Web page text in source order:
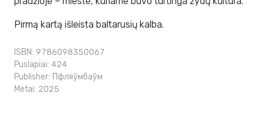
Pirmą kartą išleista baltarusių kalba.
ISBN: 9786098350067
Puslapiai: 424
Publisher: Пфляўмбаўм
Metai: 2025